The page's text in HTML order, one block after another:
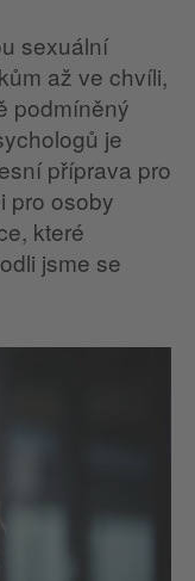
sexuální
až ve chvíli,
podmíněný
je
příprava pro
pro osoby
které
jsme se